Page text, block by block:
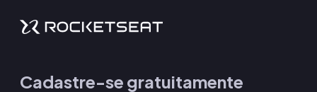
Cadastre-se gratuitamente